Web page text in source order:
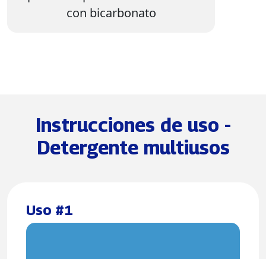
con bicarbonato
Instrucciones de uso -
Detergente multiusos
Uso #1